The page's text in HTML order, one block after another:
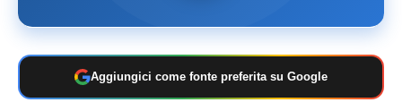
Aggiungici come fonte preferita su Google